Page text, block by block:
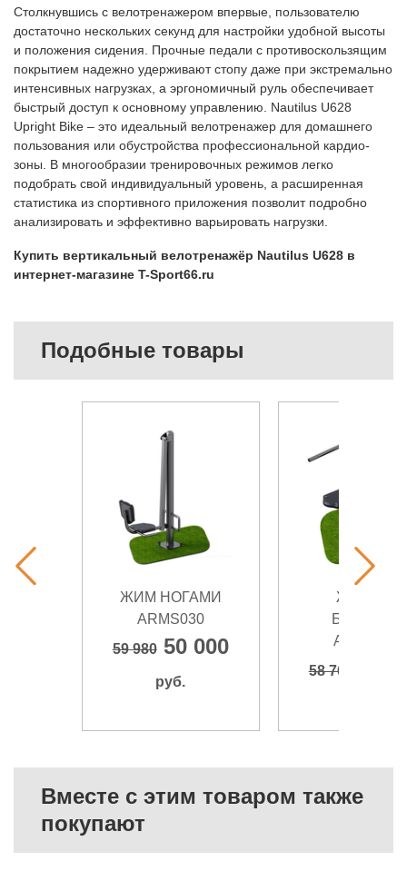
Столкнувшись с велотренажером впервые, пользователю
достаточно нескольких секунд для настройки удобной высоты
и положения сидения. Прочные педали с противоскользящим
покрытием надежно удерживают стопу даже при экстремально
интенсивных нагрузках, а эргономичный руль обеспечивает
быстрый доступ к основному управлению. Nautilus U628
Upright Bike – это идеальный велотренажер для домашнего
пользования или обустройства профессиональной кардио-
зоны. В многообразии тренировочных режимов легко
подобрать свой индивидуальный уровень, а расширенная
статистика из спортивного приложения позволит подробно
анализировать и эффективно варьировать нагрузки.
Купить вертикальный велотренажёр Nautilus U628 в
интернет-магазине T-Sport66.ru
Подобные товары
ЖИМ НОГАМИ
ARMS030
59 98050 000
руб.
ЖИМ НА
БРУСЬЯХ
ARMS055
58 760
Вместе с этим товаром также
покупают